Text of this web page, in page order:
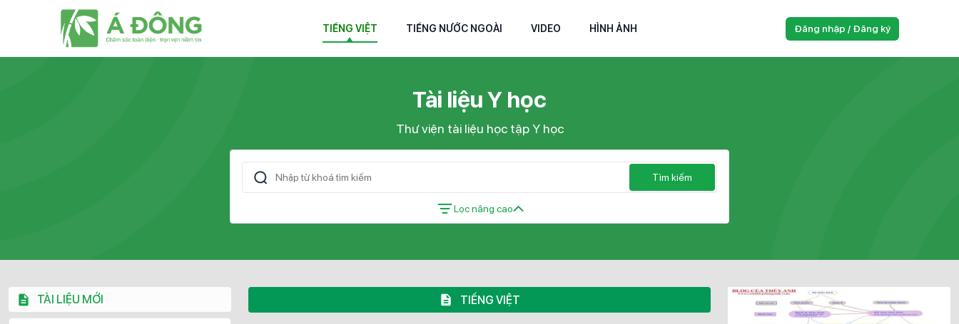
TIẾNG VIỆT TIẾNG NƯỚC NGOÀI VIDEO HÌNH ẢNH Đăng nhập / Đăng ký
Tài liệu Y học
Thư viện tài liệu học tập Y học
Tìm kiếm
Lọc nâng cao
TÀI LIỆU MỚI TIẾNG VIỆT